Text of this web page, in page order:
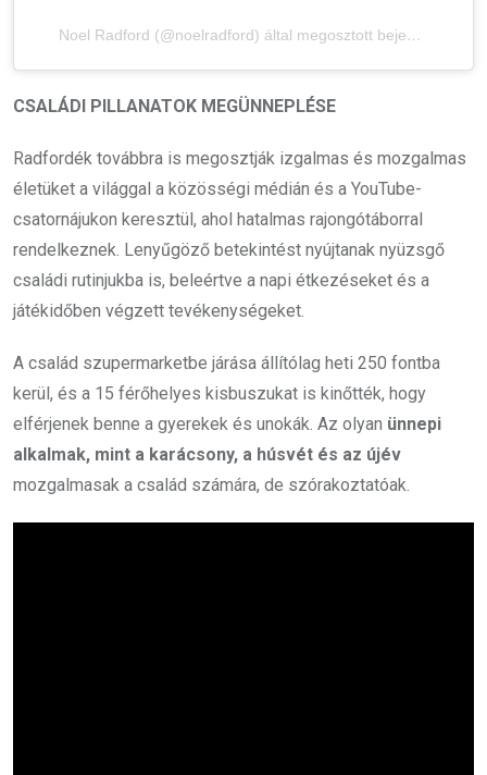
Noel Radford (@noelradford) által megosztott bejegyzés
CSALÁDI PILLANATOK MEGÜNNEPLÉSE
Radfordék továbbra is megosztják izgalmas és mozgalmas
életüket a világgal a közösségi médián és a YouTube-
csatornájukon keresztül, ahol hatalmas rajongótáborral
rendelkeznek. Lenyűgöző betekintést nyújtanak nyüzsgő
családi rutinjukba is, beleértve a napi étkezéseket és a
játékidőben végzett tevékenységeket.
A család szupermarketbe járása állítólag heti 250 fontba
kerül, és a 15 férőhelyes kisbuszukat is kinőtték, hogy
elférjenek benne a gyerekek és unokák. Az olyan ünnepi
alkalmak, mint a karácsony, a húsvét és az újév
mozgalmasak a család számára, de szórakoztatóak.